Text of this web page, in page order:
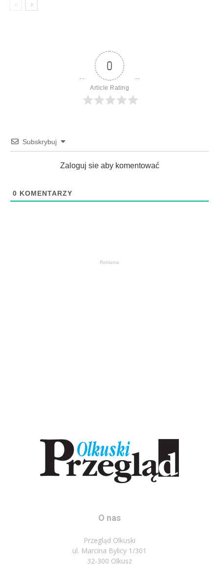
0
Article Rating
Subskrybuj
Zaloguj sie aby komentować
0 KOMENTARZY
Reklama
O nas
Przegląd Olkuski
ul. Marcina Bylicy 1/301
32-300 Olkusz